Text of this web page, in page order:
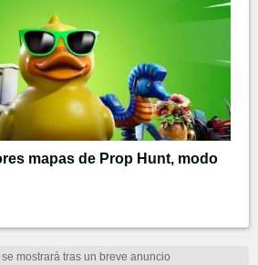
mapas de Prop Hunt, modo